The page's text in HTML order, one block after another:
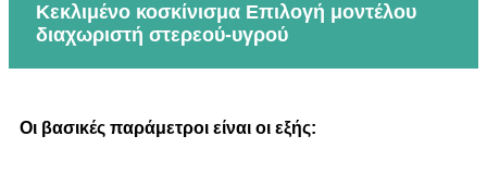
Κεκλιμένο κοσκίνισμα Επιλογή μοντέλου
διαχωριστή στερεού-υγρού
Οι βασικές παράμετροι είναι οι εξής: